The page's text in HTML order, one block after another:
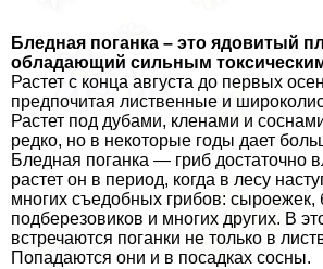
Бледная поганка – это ядовитый
обладающий сильным
Растет с конца августа до первых
предпочитая лиственные и
Растет под дубами, кленами и
редко, но в некоторые годы дает
Бледная поганка — гриб достаточно
растет он в период, когда в лесу
многих съедобных грибов: сыроежек,
подберезовиков и многих других. В
встречаются поганки не только в
Попадаются они и в посадках сосны.